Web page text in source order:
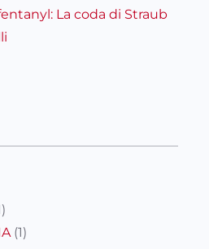
La coda di Straub
(1)